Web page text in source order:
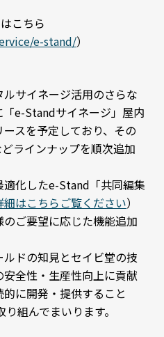
こちら
e-stand/）
サイネージ活用のさらな
e-Standサイネージ」屋内
スを予定しており、その
ラインナップを順次追加
化したe-Stand「共同編集
細はこちらご覧ください）
ご要望に応じた機能追加
ドの知見とセイビ堂の技
全性・生産性向上に貢献
に開発・提供すること
組んでまいります。